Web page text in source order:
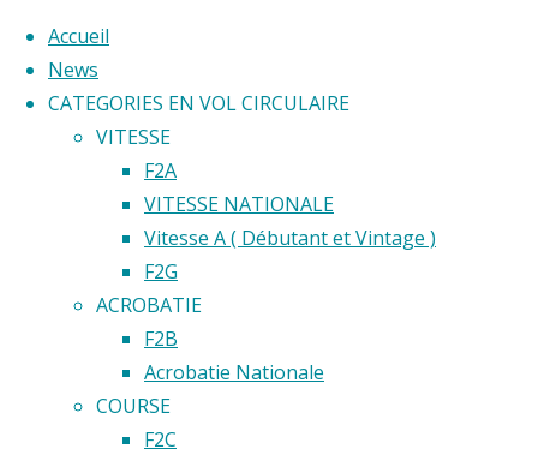
Accueil
News
CATEGORIES EN VOL CIRCULAIRE
VITESSE
F2A
VITESSE NATIONALE
Vitesse A ( Débutant et Vintage )
F2G
ACROBATIE
F2B
Acrobatie Nationale
COURSE
F2C
©2020 Vol circulaire commandé